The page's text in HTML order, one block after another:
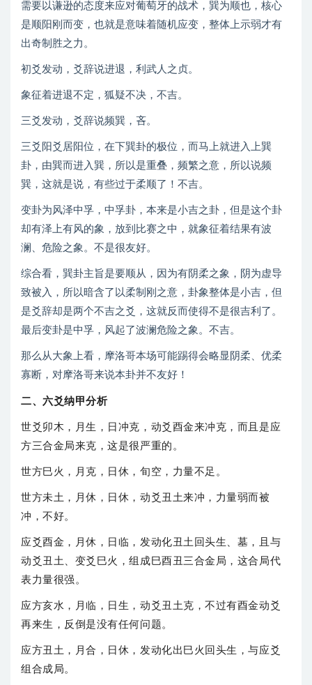
需要以谦逊的态度来应对葡萄牙的战术，巽为顺也，核心
是顺阳刚而变，也就是意味着随机应变，整体上示弱才有
出奇制胜之力。
初爻发动，爻辞说进退，利武人之贞。
象征着进退不定，狐疑不决，不吉。
三爻发动，爻辞说频巽，吝。
三爻阳爻居阳位，在下巽卦的极位，而马上就进入上巽
卦，由巽而进入巽，所以是重叠，频繁之意，所以说频
巽，这就是说，有些过于柔顺了！不吉。
变卦为风泽中孚，中孚卦，本来是小吉之卦，但是这个卦
却有泽上有风的象，放到比赛之中，就象征着结果有波
澜、危险之象。不是很友好。
综合看，巽卦主旨是要顺从，因为有阴柔之象，阴为虚导
致被入，所以暗含了以柔制刚之意，卦象整体是小吉，但
是爻辞却是两个不吉之爻，这就反而使得不是很吉利了。
最后变卦是中孚，风起了波澜危险之象。不吉。
那么从大象上看，摩洛哥本场可能踢得会略显阴柔、优柔
寡断，对摩洛哥来说本卦并不友好！
二、六爻纳甲分析
世爻卯木，月生，日冲克，动爻酉金来冲克，而且是应
方三合金局来克，这是很严重的。
世方巳火，月克，日休，旬空，力量不足。
世方未土，月休，日休，动爻丑土来冲，力量弱而被
冲，不好。
应爻酉金，月休，日临，发动化丑土回头生、墓，且与
动爻丑土、变爻巳火，组成巳酉丑三合金局，这合局代
表力量很强。
应方亥水，月临，日生，动爻丑土克，不过有酉金动爻
再来生，反倒是没有任何问题。
应方丑土，月合，日休，发动化出巳火回头生，与应爻
组合成局。